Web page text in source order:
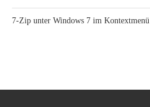
7-Zip unter Windows 7 im Kontextmenü